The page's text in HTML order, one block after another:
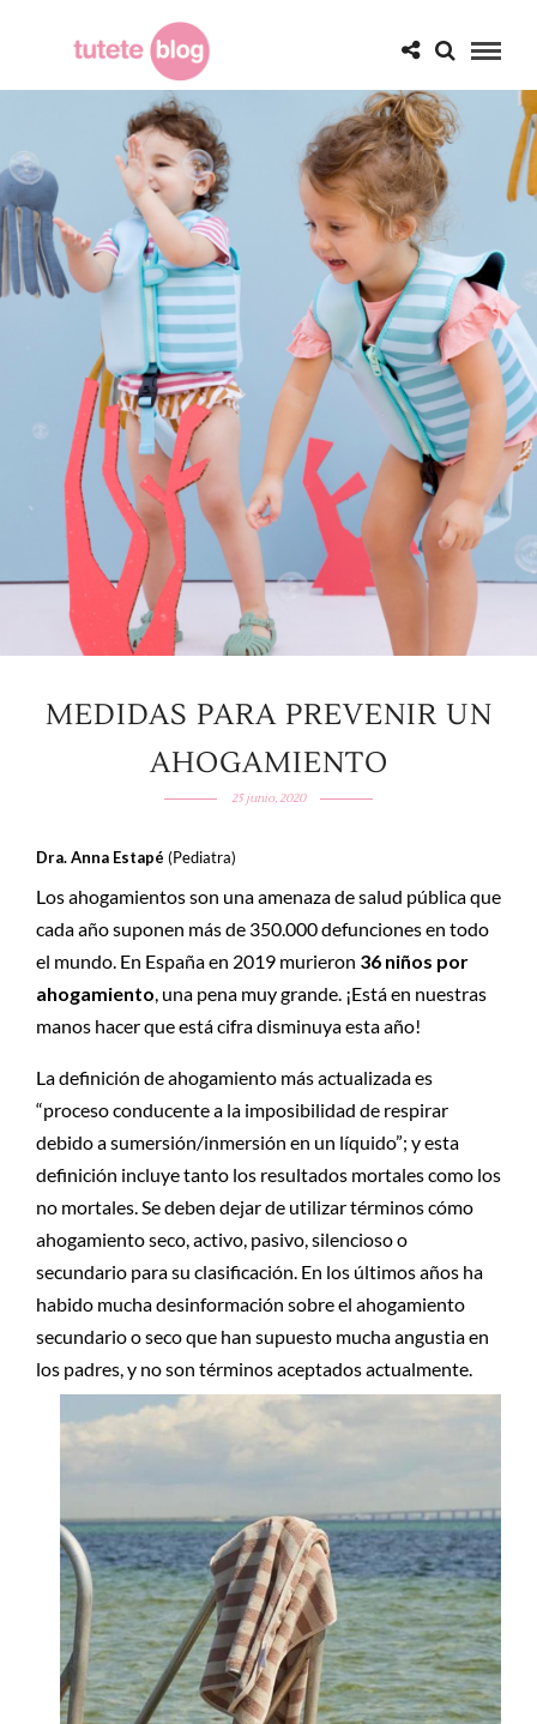
MEDIDAS PARA PREVENIR UN
AHOGAMIENTO
25 junio, 2020
Dra. Anna Estapé (Pediatra)
Los ahogamientos son una amenaza de salud pública que
cada año suponen más de 350.000 defunciones en todo
el mundo. En España en 2019 murieron 36 niños por
ahogamiento, una pena muy grande. ¡Está en nuestras
manos hacer que está cifra disminuya esta año!
La definición de ahogamiento más actualizada es
“proceso conducente a la imposibilidad de respirar
debido a sumersión/inmersión en un líquido”; y esta
definición incluye tanto los resultados mortales como los
no mortales. Se deben dejar de utilizar términos cómo
ahogamiento seco, activo, pasivo, silencioso o
secundario para su clasificación. En los últimos años ha
habido mucha desinformación sobre el ahogamiento
secundario o seco que han supuesto mucha angustia en
los padres, y no son términos aceptados actualmente.